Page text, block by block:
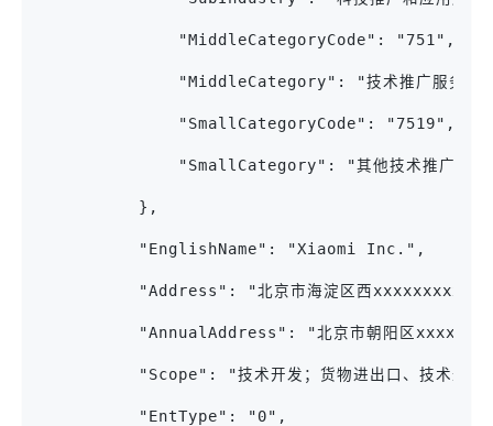
"MiddleCategoryCode": "751",
"MiddleCategory": "技术推广服务",
"SmallCategoryCode": "7519",
"SmallCategory": "其他技术推广服务
},
"EnglishName": "Xiaomi Inc.",
"Address": "北京市海淀区西xxxxxxxxxxx
"AnnualAddress": "北京市朝阳区
"Scope": "技术开发；货物进出口、技术进出口、代理进出
"EntType": "0",